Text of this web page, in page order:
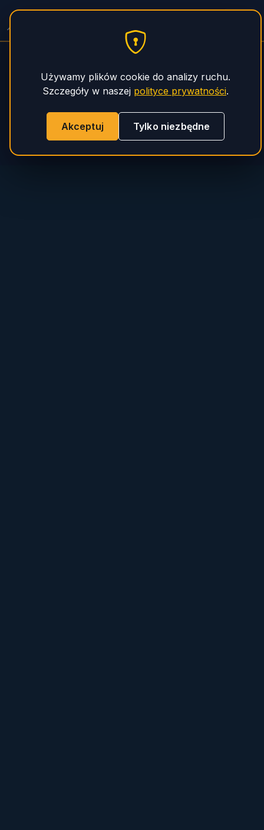
Używamy plików cookie do analizy ruchu.
Szczegóły w naszej polityce prywatności.
Akceptuj Tylko niezbędne